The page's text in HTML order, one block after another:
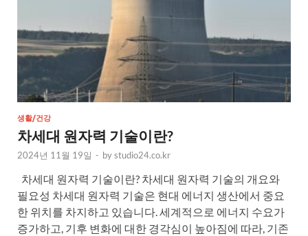
생활/건강
차세대 원자력 기술이란?
2024년 11월 19일 - bystudio24.co.kr
차세대 원자력 기술이란? 차세대 원자력 기술의 개요와
필요성 차세대 원자력 기술은 현대 에너지 생산에서 중요
한 위치를 차지하고 있습니다. 세계적으로 에너지 수요가
증가하고, 기후 변화에 대한 경각심이 높아짐에 따라, 기존